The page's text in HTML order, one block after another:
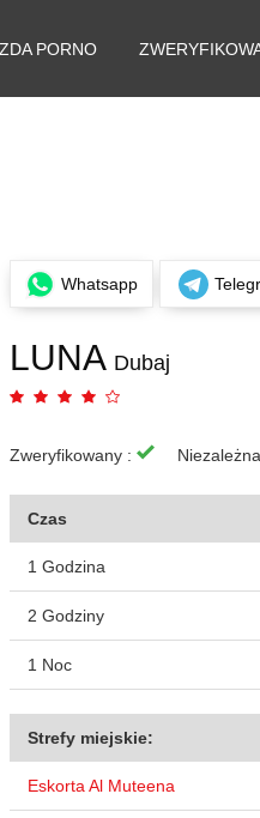
PORNO
Whatsapp
LUNA Dubaj
Zweryfikowany :
Czas
1 Godzina
2 Godziny
1 Noc
Strefy miejskie:
Eskorta Al Muteena